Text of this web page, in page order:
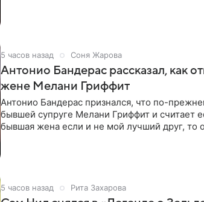
5 часов назад Соня Жарова
Антонио Бандерас рассказал, как
жене Мелани Гриффит
Антонио Бандерас признался, что по-
бывшей супруге Мелани Гриффит и считает
бывшая жена если и не мой лучший друг, то
5 часов назад Рита Захарова